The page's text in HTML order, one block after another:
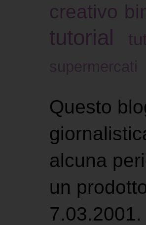
creativo
tutorial
Questo
alcuna
un
7.03.2001.